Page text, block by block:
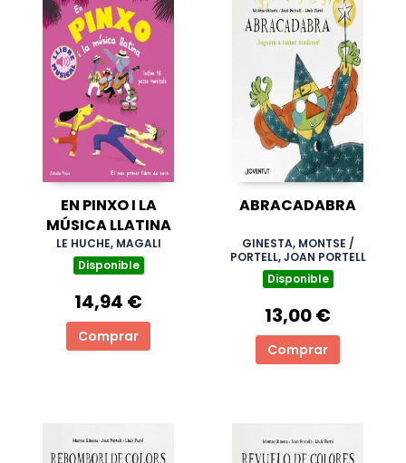
EN PINXO I LA
MÚSICA LLATINA
LE HUCHE, MAGALI
Disponible
14,94 €
Comprar
ABRACADABRA
GINESTA, MONTSE /
PORTELL, JOAN PORTELL
Disponible
13,00 €
Comprar